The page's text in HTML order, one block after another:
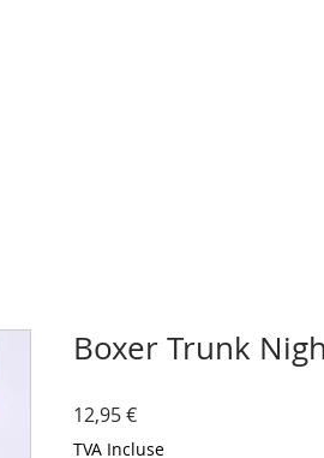
Boxer Trunk
12,95 €Prix
TVA Incluse